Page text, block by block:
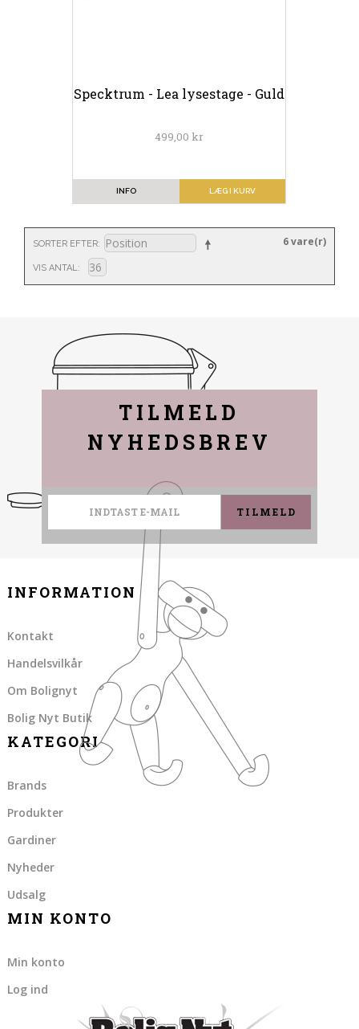
Specktrum - Lea lysestage - Guld
499,00 kr
LÆG I KURV
INFO
SORTER EFTER
VIS ANTAL
6 vare(r)
TILMELD
NYHEDSBREV
TILMELD
INFORMATION
Kontakt
Handelsvilkår
Om Bolignyt
Bolig Nyt Butik
KATEGORI
Brands
Produkter
Gardiner
Nyheder
Udsalg
MIN KONTO
Min konto
Log ind